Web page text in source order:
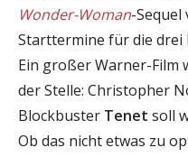
Wonder-Woman-
Starttermine für die drei
Ein großer Warner-Film
der Stelle: Christopher
Blockbuster Tenet soll
Ob das nicht etwas zu